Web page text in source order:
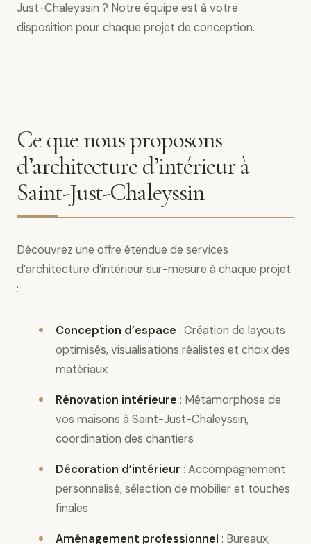
Just-Chaleyssin ? Notre équipe est à votre
disposition pour chaque projet de conception.
Ce que nous proposons
d’architecture d’intérieur à
Saint-Just-Chaleyssin
Découvrez une offre étendue de services
d’architecture d’intérieur sur-mesure à chaque projet
:
Conception d’espace : Création de layouts
optimisés, visualisations réalistes et choix des
matériaux
Rénovation intérieure : Métamorphose de
vos maisons à Saint-Just-Chaleyssin,
coordination des chantiers
Décoration d’intérieur : Accompagnement
personnalisé, sélection de mobilier et touches
finales
Aménagement professionnel : Bureaux,